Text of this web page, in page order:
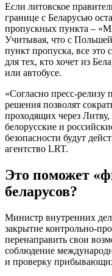
Если литовское
границе с Беларусью
пропускных пункта –
Учитывая, что с
пункт пропуска, все это
для тех, кто хочет из
или автобусе.
«Согласно пресс-релизу
решения позволят
проходящих через
белорусские и
безопасности будут
агентство LRT.
Это поможет
беларусов?
Министр внутренних
закрытие контрольно-
перенаправить свои
соблюдение
и проверку